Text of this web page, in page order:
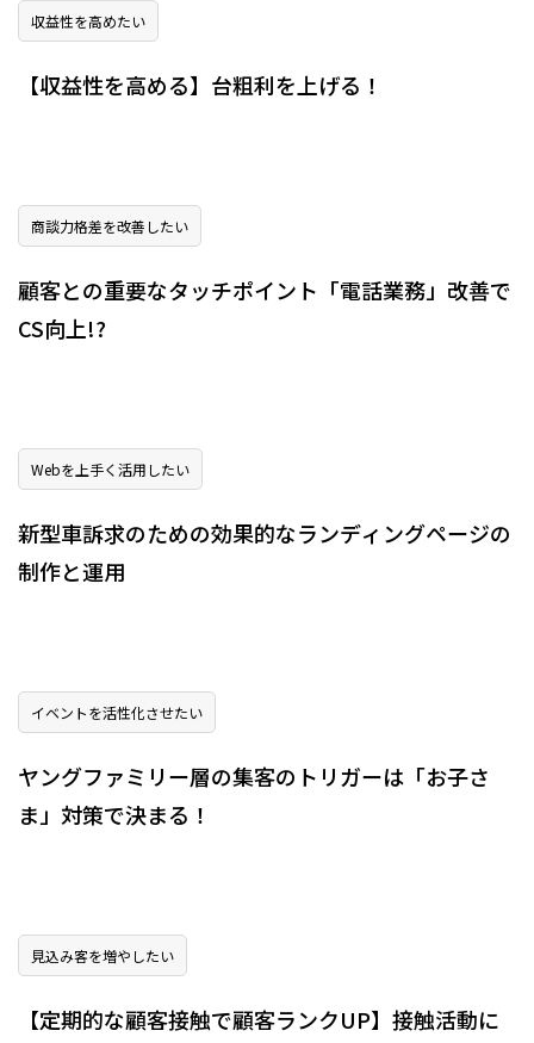
収益性を高めたい
【収益性を高める】台粗利を上げる！
商談力格差を改善したい
顧客との重要なタッチポイント「電話業務」改善で
CS向上!?
Webを上手く活用したい
新型車訴求のための効果的なランディングページの
制作と運用
イベントを活性化させたい
ヤングファミリー層の集客のトリガーは「お子さ
ま」対策で決まる！
見込み客を増やしたい
【定期的な顧客接触で顧客ランクUP】接触活動に